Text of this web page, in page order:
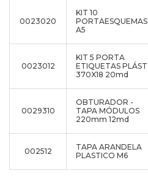
0023020
KIT 10
PORTAESQUEMAS
A5
0023012
KIT 5 PORTA
ETIQUETAS PLÁST
370X18 20md
0029310
OBTURADOR -
TAPA MÓDULOS
220mm 12md
002512
TAPA ARANDELA
PLASTICO M6